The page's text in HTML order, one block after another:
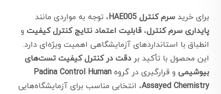
برای خرید سرم کنترل HAE005
، توجه به مواردی مانند
پایداری سرم کنترل، قابلیت اعتماد نتایج کنترل کیفیت و
انطباق با استانداردهای آزمایشگاهی اهمیت ویژه‌ای دارد.
این محصول با تأکید بر دقت در کنترل کیفیت تست‌های
بیوشیمی و قرارگیری در گروه Padina Control Human
Assayed Chemistry، انتخابی مناسب برای آزمایشگاه‌هایی